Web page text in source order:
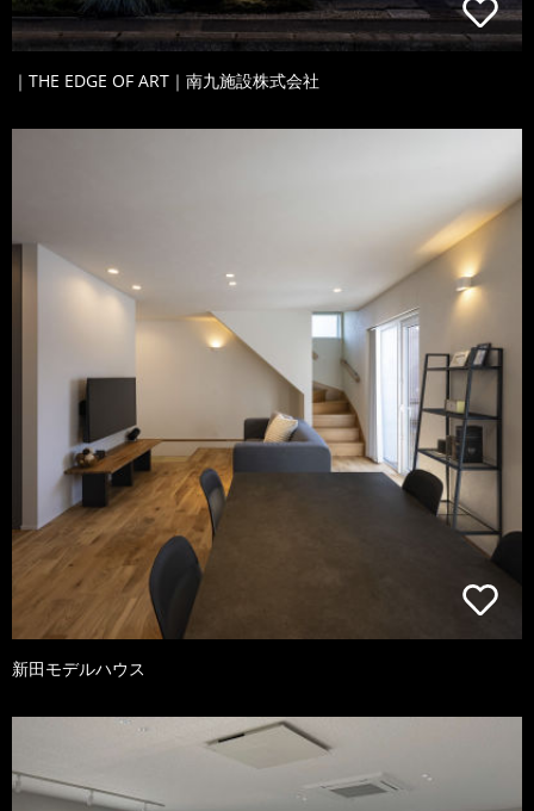
｜THE EDGE OF ART｜南九施設株式会社
新田モデルハウス